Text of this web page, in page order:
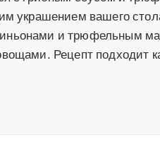
украшением вашего
и трюфельным
Рецепт подходит